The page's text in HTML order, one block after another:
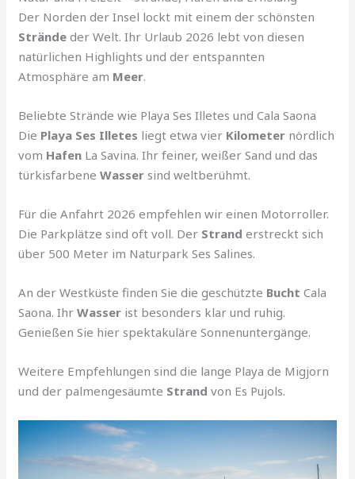
Der Norden der Insel lockt mit einem der schönsten
Strände der Welt. Ihr Urlaub 2026 lebt von diesen
natürlichen Highlights und der entspannten
Atmosphäre am Meer.
Beliebte Strände wie Playa Ses Illetes und Cala Saona
Die Playa Ses Illetes liegt etwa vier Kilometer nördlich
vom Hafen La Savina. Ihr feiner, weißer Sand und das
türkisfarbeneWasser sind weltberühmt.
Für die Anfahrt 2026 empfehlen wir einen Motorroller.
Die Parkplätze sind oft voll. Der Strand erstreckt sich
über 500 Meter im Naturpark Ses Salines.
An der Westküste finden Sie die geschützte Bucht Cala
Saona. IhrWasser ist besonders klar und ruhig.
Genießen Sie hier spektakuläre Sonnenuntergänge.
Weitere Empfehlungen sind die lange Playa de Migjorn
und der palmengesäumte Strand von Es Pujols.